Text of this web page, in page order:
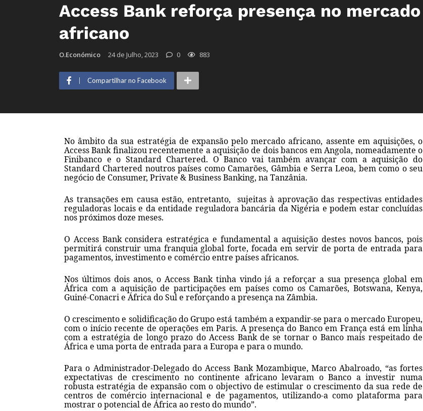
Access Bank reforça presença no mercado
africano
O.Económico 24 de Julho, 2023 0 883
Compartilhar no Facebook
No âmbito da sua estratégia de expansão pelo mercado africano, assente em aquisições, o
Access Bank finalizou recentemente a aquisição de dois bancos em Angola, nomeadamente o
Finibanco e o Standard Chartered. O Banco vai também avançar com a aquisição do
Standard Chartered noutros países como Camarões, Gâmbia e Serra Leoa, bem como o seu
negócio de Consumer, Private & Business Banking, na Tanzânia.
As transações em causa estão, entretanto, sujeitas à aprovação das respectivas entidades
reguladoras locais e da entidade reguladora bancária da Nigéria e podem estar concluídas
nos próximos doze meses.
O Access Bank considera estratégica e fundamental a aquisição destes novos bancos, pois
permitirá construir uma franquia global forte, focada em servir de porta de entrada para
pagamentos, investimento e comércio entre países africanos.
Nos últimos dois anos, o Access Bank tinha vindo já a reforçar a sua presença global em
África com a aquisição de participações em países como os Camarões, Botswana, Kenya,
Guiné-Conacri e África do Sul e reforçando a presença na Zâmbia.
O crescimento e solidificação do Grupo está também a expandir-se para o mercado Europeu,
com o início recente de operações em Paris. A presença do Banco em França está em linha
com a estratégia de longo prazo do Access Bank de se tornar o Banco mais respeitado de
África e uma porta de entrada para a Europa e para o mundo.
Para o Administrador-Delegado do Access Bank Mozambique, Marco Abalroado, “as fortes
expectativas de crescimento no continente africano levaram o Banco a investir numa
robusta estratégia de expansão com o objectivo de estimular o crescimento da sua rede de
centros de comércio internacional e de pagamentos, utilizando-a como plataforma para
mostrar o potencial de África ao resto do mundo”.